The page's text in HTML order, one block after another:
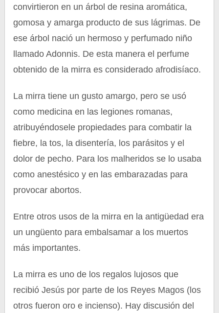
convirtieron en un árbol de resina aromática,
gomosa y amarga producto de sus lágrimas. De
ese árbol nació un hermoso y perfumado niño
llamado Adonnis. De esta manera el perfume
obtenido de la mirra es considerado afrodisíaco.
La mirra tiene un gusto amargo, pero se usó
como medicina en las legiones romanas,
atribuyéndosele propiedades para combatir la
fiebre, la tos, la disentería, los parásitos y el
dolor de pecho. Para los malheridos se lo usaba
como anestésico y en las embarazadas para
provocar abortos.
Entre otros usos de la mirra en la antigüedad era
un ungüento para embalsamar a los muertos
más importantes.
La mirra es uno de los regalos lujosos que
recibió Jesús por parte de los Reyes Magos (los
otros fueron oro e incienso). Hay discusión del